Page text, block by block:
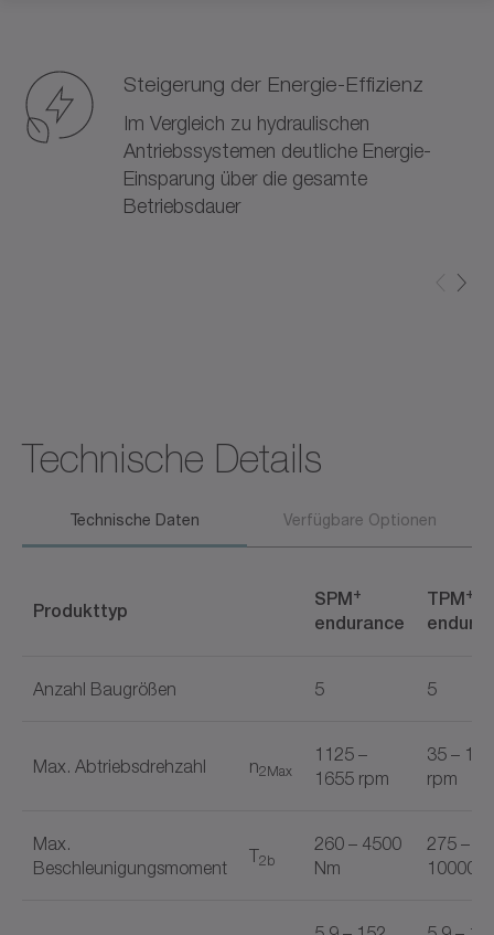
Steigerung der Energie-Effizienz
Im Vergleich zu hydraulischen
Antriebssystemen deutliche Energie-
Einsparung über die gesamte
Betriebsdauer
Technische Details
Technische Daten Verfügbare Optionen
Produkttyp
SPM+
endurance
TPM+
Anzahl Baugrößen 5 5
Max. Abtriebsdrehzahl n2Max
1125 –
1655 rpm
35 –
rpm
Max.
Beschleunigungsmoment
T2b
260 – 4500
Nm
275 –
10000